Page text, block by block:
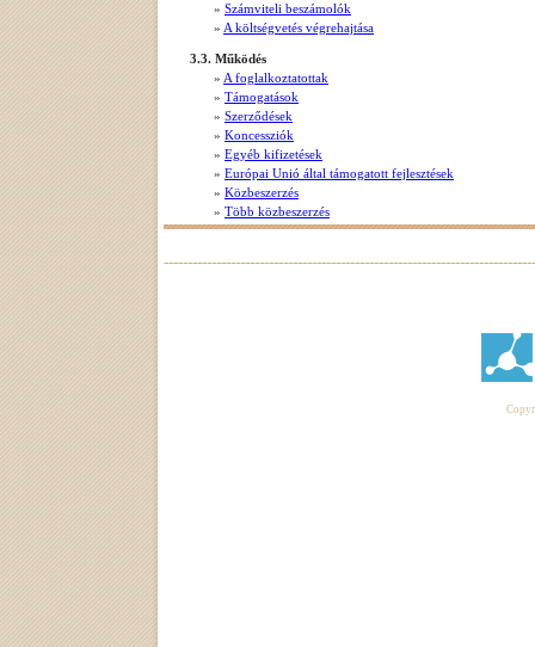
» Számviteli beszámolók
» A költségvetés végrehajtása
3.3. Működés
» A foglalkoztatottak
» Támogatások
» Szerződések
» Koncessziók
» Egyéb kifizetések
» Európai Unió által támogatott fejlesztések
» Közbeszerzés
» Több közbeszerzés